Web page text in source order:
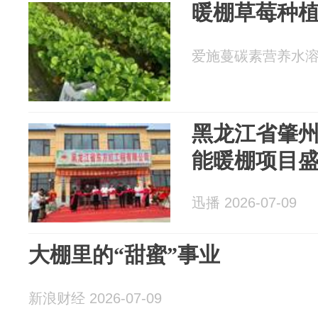
暖棚草莓种
爱施蔓碳素营养水
黑龙江省肇
能暖棚项目
迅播 2026-07-09
大棚里的“甜蜜”事业
新浪财经 2026-07-09